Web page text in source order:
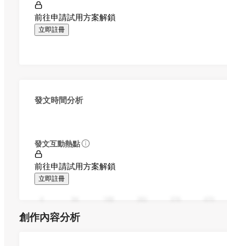
前往申請試用方案解鎖
立即註冊
發文時間分析
發文互動熱點
前往申請試用方案解鎖
立即註冊
創作內容分析